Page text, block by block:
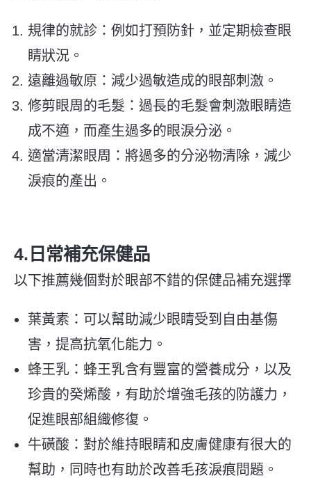
規律的就診：例如打預防針，並定期檢查眼
睛狀況。
遠離過敏原：減少過敏造成的眼部刺激。
修剪眼周的毛髮：過長的毛髮會刺激眼睛造
成不適，而產生過多的眼淚分泌。
適當清潔眼周：將過多的分泌物清除，減少
淚痕的產出。
4.日常補充保健品
以下推薦幾個對於眼部不錯的保健品補充選擇
葉黃素：可以幫助減少眼睛受到自由基傷
害，提高抗氧化能力。
蜂王乳：蜂王乳含有豐富的營養成分，以及
珍貴的癸烯酸，有助於增強毛孩的防護力，
促進眼部組織修復。
牛磺酸：對於維持眼睛和皮膚健康有很大的
幫助，同時也有助於改善毛孩淚痕問題。